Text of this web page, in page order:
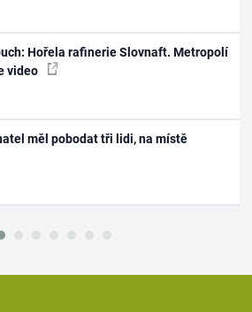
Hořela rafinerie Slovnaft. Metropolí
video
měl pobodat tři lidi, na místě